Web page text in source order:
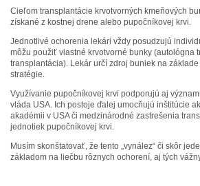
Cieľom transplantácie krvotvorných kmeňových
získané z kostnej drene alebo pupočníkovej krvi.
Jednotlivé ochorenia lekári vždy posudzujú
môžu použiť vlastné krvotvorné bunky
transplantácia). Lekár určí zdroj buniek na
stratégie.
Využívanie pupočníkovej krvi podporujú aj
vláda USA. Ich postoje ďalej umocňujú inštitúcie
akadémii v USA či medzinárodné zastrešenia
jednotiek pupočníkovej krvi.
Musím skonštatovať, že tento „vynález“ či skôr
základom na liečbu rôznych ochorení, aj tých